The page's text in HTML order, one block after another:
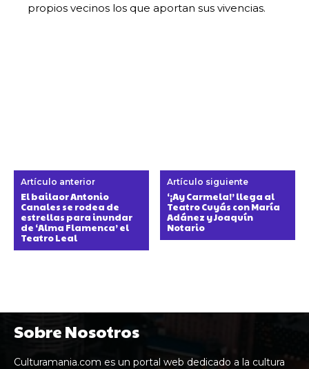
propios vecinos los que aportan sus vivencias.
Artículo anterior
El bailaor Antonio
Canales se rodea de
estrellas para inundar
de ‘Alma Flamenca’ el
Teatro Leal
Artículo siguiente
‘¡Ay Carmela!’ llega al
Teatro Cuyás con María
Adánez y Joaquín
Notario
Sobre Nosotros
Culturamania.com es un portal web dedicado a la cultura